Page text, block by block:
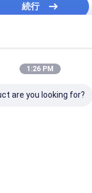
のスプライスの部品
続行
1:26 PM
are you looking for?